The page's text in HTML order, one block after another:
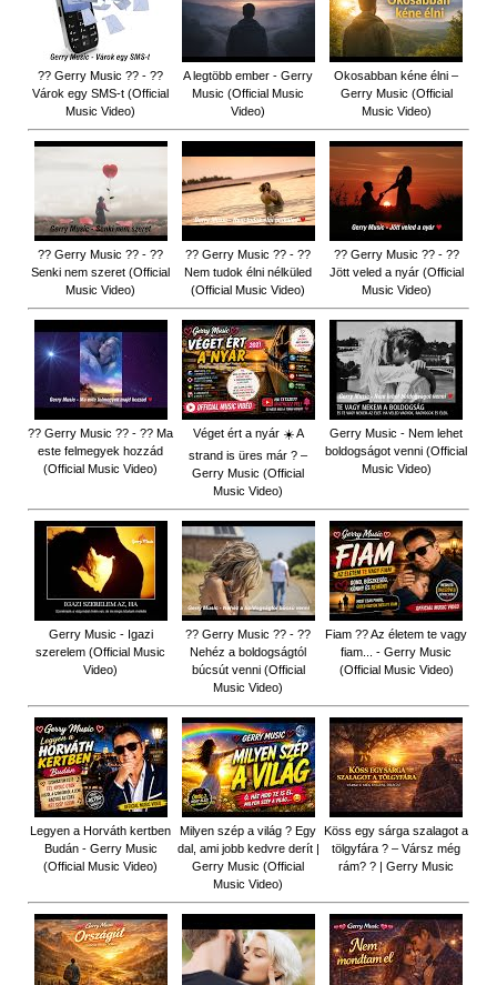
?? Gerry Music ?? - ??
Várok egy SMS-t (Official
Music Video)
A legtöbb ember - Gerry
Music (Official Music
Video)
Okosabban kéne élni –
Gerry Music (Official
Music Video)
?? Gerry Music ?? - ??
Senki nem szeret (Official
Music Video)
?? Gerry Music ?? - ??
Nem tudok élni nélküled
(Official Music Video)
?? Gerry Music ?? - ??
Jött veled a nyár (Official
Music Video)
?? Gerry Music ?? - ?? Ma
este felmegyek hozzád
(Official Music Video)
Véget ért a nyár ☀️ A
strand is üres már ? –
Gerry Music (Official
Music Video)
Gerry Music - Nem lehet
boldogságot venni (Official
Music Video)
Gerry Music - Igazi
szerelem (Official Music
Video)
?? Gerry Music ?? - ??
Nehéz a boldogságtól
búcsút venni (Official
Music Video)
Fiam ?‍? Az életem te vagy
fiam... - Gerry Music
(Official Music Video)
Legyen a Horváth kertben
Budán - Gerry Music
(Official Music Video)
Milyen szép a világ ? Egy
dal, ami jobb kedvre derít |
Gerry Music (Official
Music Video)
Köss egy sárga szalagot a
tölgyfára ?️ – Vársz még
rám? ? | Gerry Music